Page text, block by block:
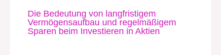
Die Bedeutung von langfristigem
Vermögensaufbau und regelmäßigem
Sparen beim Investieren in Aktien